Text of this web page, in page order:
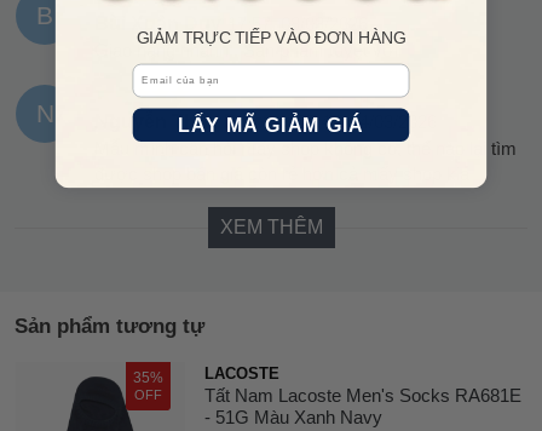
B Bùi Xuân Duy
17:57, 08/03/2026
Giao hàng nhanh . Sản phẩm tuyệt với
N Nguyễn Thùy Dương 07:47, 04/03/2026
Mẫu mình cần hỏi mấy shop không có, thế nào lại tìm
XEM THÊM
Sản phẩm tương tự
35%
OFF
LACOSTE
Tất Nam Lacoste Men's Socks RA681E
- 51G Màu Xanh Navy
GIẢM TRỰC TIẾP VÀO ĐƠN HÀNG
Email
LẤY MÃ GIẢM GIÁ